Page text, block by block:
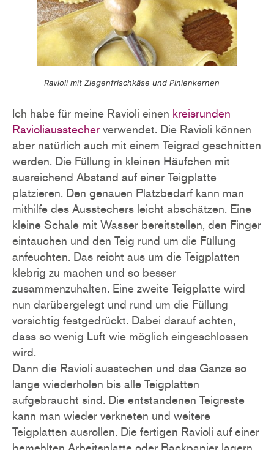
Ravioli mit Ziegenfrischkäse und Pinienkernen
Ich habe für meine Ravioli einen kreisrunden
Ravioliausstecher verwendet. Die Ravioli können
aber natürlich auch mit einem Teigrad geschnitten
werden. Die Füllung in kleinen Häufchen mit
ausreichend Abstand auf einer Teigplatte
platzieren. Den genauen Platzbedarf kann man
mithilfe des Ausstechers leicht abschätzen. Eine
kleine Schale mit Wasser bereitstellen, den Finger
eintauchen und den Teig rund um die Füllung
anfeuchten. Das reicht aus um die Teigplatten
klebrig zu machen und so besser
zusammenzuhalten. Eine zweite Teigplatte wird
nun darübergelegt und rund um die Füllung
vorsichtig festgedrückt. Dabei darauf achten,
dass so wenig Luft wie möglich eingeschlossen
wird.
Dann die Ravioli ausstechen und das Ganze so
lange wiederholen bis alle Teigplatten
aufgebraucht sind. Die entstandenen Teigreste
kann man wieder verkneten und weitere
Teigplatten ausrollen. Die fertigen Ravioli auf einer